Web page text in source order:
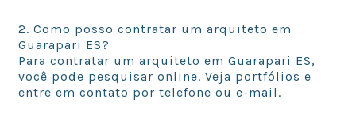
2. Como posso contratar um arquiteto em
Guarapari ES?
Para contratar um arquiteto em Guarapari ES,
você pode pesquisar online. Veja portfólios e
entre em contato por telefone ou e-mail.